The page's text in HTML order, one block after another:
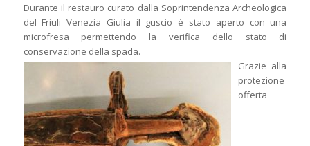
Durante il restauro curato dalla Soprintendenza Archeologica
del Friuli Venezia Giulia il guscio è stato aperto con una
microfresa permettendo la verifica dello stato di
conservazione della spada.
Grazie alla
protezione
offerta